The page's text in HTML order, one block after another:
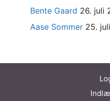
Bente Gaard 26. juli
Aase Sommer 25.